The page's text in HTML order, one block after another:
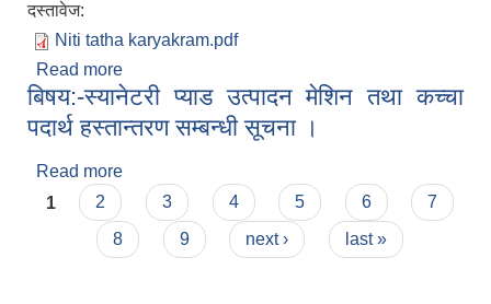
दस्तावेज:
Niti tatha karyakram.pdf
Read more
बिषय:-स्यानेटरी प्याड उत्पादन मेशिन तथा कच्चा
पदार्थ हस्तान्तरण सम्बन्धी सूचना ।
Read more
पदार्थ हस्तान्तरण सम्बन्धी सूचना ।
Pages
1 2 3 4 5 6
7
8
9 next › last »